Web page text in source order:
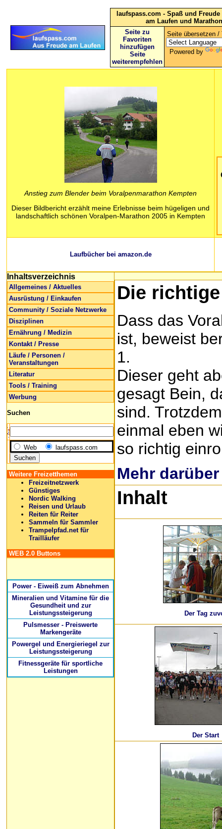
laufspass.com - Spaß und
am Laufen und Marathon
Seite zu
Favoriten
hinzufügen
Seite
weiterempfehlen
Seite übersetzen /
Powered by
Anstieg zum Blender beim Voralpenmarathon Kempten
Dieser Bildbericht erzählt meine Erlebnisse beim hügeligen und
landschaftlich schönen Voralpen-Marathon 2005 in Kempten
Laufbücher bei amazon.de
Inhaltsverzeichnis
Allgemeines / Aktuelles
Ausrüstung / Einkaufen
Community / Soziale Netzwerke
Disziplinen
Ernährung / Medizin
Kontakt / Presse
Läufe / Personen /
Veranstaltungen
Literatur
Tools / Training
Werbung
Suchen
Web laufspass.com
Weitere Freizetthemen
Freizeitnetzwerk
Günstiges
Nordic Walking
Reisen und Urlaub
Reiten für Reiter
Sammeln für Sammler
Trampelpfad.net für
Trailläufer
WEB 2.0 Buttons
Power - Eiweiß zum Abnehmen
Mineralien und Vitamine für die
Gesundheit und zur
Leistungssteigerung
Pulsmesser - Preiswerte
Markengeräte
Powergel und Energieriegel zur
Leistungssteigerung
Fitnessgeräte für sportliche
Leistungen
Die
Dass das
ist, beweist
1.
Dieser geht
gesagt Bein,
sind.
einmal eben
so richtig
Mehr darüber
Inhalt
Der Tag
Der Start